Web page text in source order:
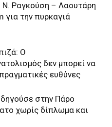
Ν. Ραγκούση – Λαουτάρη
για την πυρκαγιά
Ο
δεν μπορεί να
ευθύνες
στην Πάρο
χωρίς δίπλωμα και